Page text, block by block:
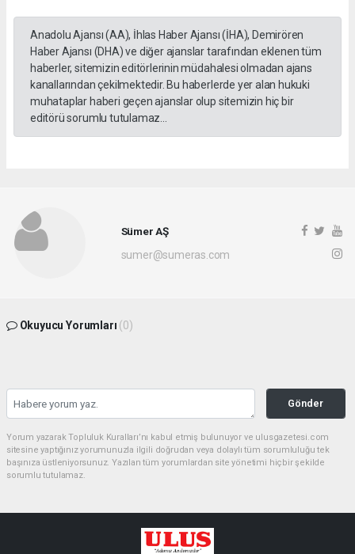
Anadolu Ajansı (AA), İhlas Haber Ajansı (İHA), Demirören
Haber Ajansı (DHA) ve diğer ajanslar tarafından eklenen tüm
haberler, sitemizin editörlerinin müdahalesi olmadan ajans
kanallarından çekilmektedir. Bu haberlerde yer alan hukuki
muhataplar haberi geçen ajanslar olup sitemizin hiç bir
editörü sorumlu tutulamaz...
Sümer AŞ
sumer@sumeras.com
Okuyucu Yorumları (0)
Gönder
Yorum yazarak Topluluk Kuralları’nı kabul etmiş bulunuyor ve ulusgazetesi.com
sitesine yaptığınız yorumunuzla ilgili doğrudan veya dolaylı tüm sorumluluğu tek
başınıza üstleniyorsunuz. Yazılan tüm yorumlardan site yönetimi hiçbir şekilde
sorumlu tutulamaz.